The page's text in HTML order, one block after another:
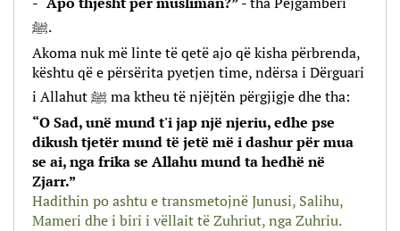
ﷺ.
Akoma nuk më linte të qetë ajo që kisha përbrenda,
kështu që e përsërita pyetjen time, ndërsa i Dërguari
i Allahut ﷺ ma ktheu të njëjtën përgjigje dhe tha:
“O Sad, unë mund t'i jap një njeriu, edhe pse
dikush tjetër mund të jetë më i dashur për mua
se ai, nga frika se Allahu mund ta hedhë në
Zjarr.”
Hadithin po ashtu e transmetojnë Junusi, Salihu,
Mameri dhe i biri i vëllait të Zuhriut, nga Zuhriu.